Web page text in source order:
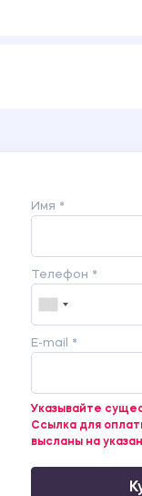
Имя *
Телефон *
E-mail *
Указывайте
Ссылка для
высланы на